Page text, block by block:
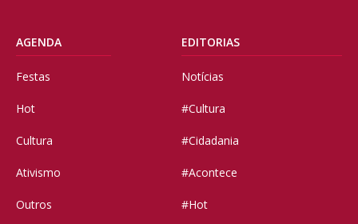
AGENDA
Festas
Hot
Cultura
Ativismo
Outros
EDITORIAS
Notícias
#Cultura
#Cidadania
#Acontece
#Hot